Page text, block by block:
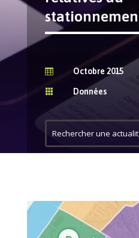
 Octobre 2015
 Données